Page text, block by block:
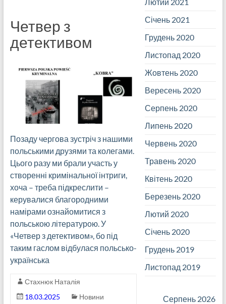
Четвер з
детективом
Позаду чергова зустріч з нашими
польськими друзями та колегами.
Цього разу ми брали участь у
створенні кримінальної інтриги,
хоча – треба підкреслити –
керувалися благородними
намірами ознайомитися з
польською літературою. У
«Четвер з детективом», бо під
таким гаслом відбулася польсько-
українська
Стахнюк Наталія
18.03.2025
Новини
Січень 2021
Грудень 2020
Листопад 2020
Жовтень 2020
Вересень 2020
Серпень 2020
Липень 2020
Червень 2020
Травень 2020
Квітень 2020
Березень 2020
Лютий 2020
Січень 2020
Грудень 2019
Листопад 2019
Серпень 2026